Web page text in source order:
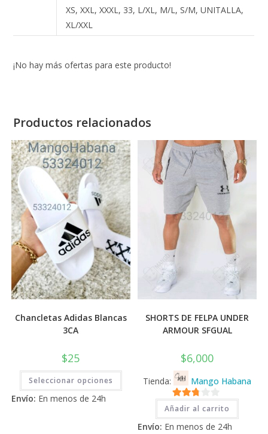
XS, XXL, XXXL, 33, L/XL, M/L, S/M, UNITALLA,
XL/XXL
¡No hay más ofertas para este producto!
Productos relacionados
Chancletas Adidas Blancas
3CA
$25
Seleccionar opciones
Este
producto
tiene
múltiples
opciones
Envío: En menos de 24h
SHORTS DE FELPA UNDER
ARMOUR SFGUAL
$6,000
Tienda: Mango Habana
2.71
de 5
Añadir al carrito
Envío: En menos de 24h